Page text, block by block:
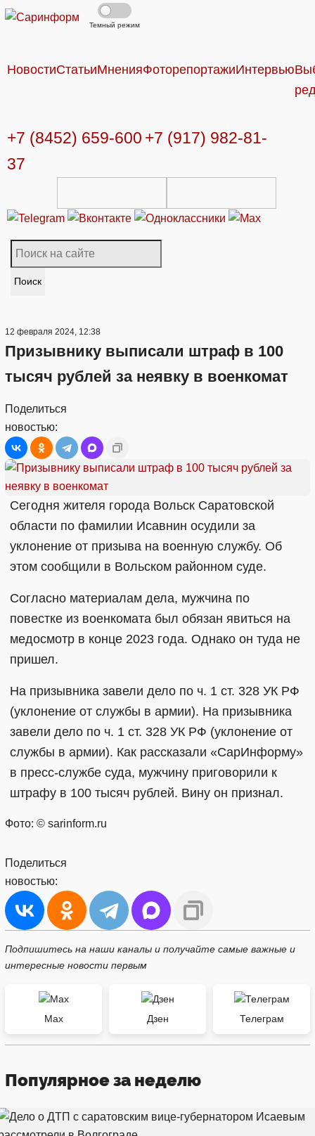
Темный режим
НовостиСтатьиМненияФоторепортажиИнтервью
+7 (8452) 659-600 +7 (917) 982-81-
37
Поиск
12 февраля 2024, 12:38
Призывнику выписали штраф в 100
тысяч рублей за неявку в военкомат
Поделиться
новостью:
Сегодня жителя города Вольск Саратовской
области по фамилии Исавнин осудили за
уклонение от призыва на военную службу. Об
этом сообщили в Вольском районном суде.
Согласно материалам дела, мужчина по
повестке из военкомата был обязан явиться на
медосмотр в конце 2023 года. Однако он туда не
пришел.
На призывника завели дело по ч. 1 ст. 328 УК РФ
(уклонение от службы в армии). На призывника
завели дело по ч. 1 ст. 328 УК РФ (уклонение от
службы в армии). Как рассказали «СарИнформу»
в пресс-службе суда, мужчину приговорили к
штрафу в 100 тысяч рублей. Вину он признал.
Фото: © sarinform.ru
Поделиться
новостью:
Подпишитесь на наши каналы и получайте самые важные и
интересные новости первым
Max Дзен Телеграм
Популярное за неделю